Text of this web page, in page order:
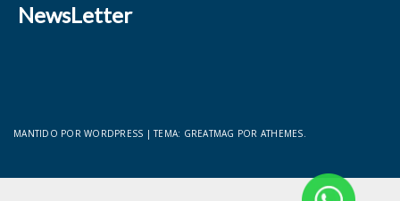
NewsLetter
MANTIDO POR WORDPRESS |TEMA: GREATMAG POR ATHEMES.